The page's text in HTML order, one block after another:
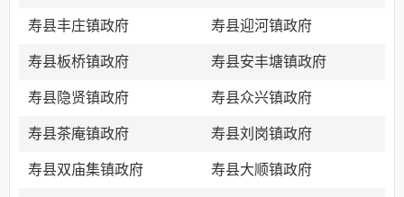
寿县丰庄镇政府 寿县迎河镇政府
寿县板桥镇政府 寿县安丰塘镇政府
寿县隐贤镇政府 寿县众兴镇政府
寿县茶庵镇政府 寿县刘岗镇政府
寿县双庙集镇政府 寿县大顺镇政府